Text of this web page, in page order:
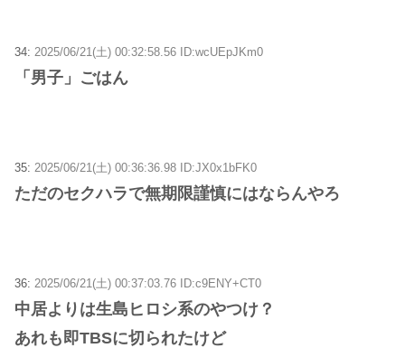
34: 2025/06/21(土) 00:32:58.56 ID:wcUEpJKm0
「男子」ごはん
35: 2025/06/21(土) 00:36:36.98 ID:JX0x1bFK0
ただのセクハラで無期限謹慎にはならんやろ
36: 2025/06/21(土) 00:37:03.76 ID:c9ENY+CT0
中居よりは生島ヒロシ系のやつけ？
あれも即TBSに切られたけど